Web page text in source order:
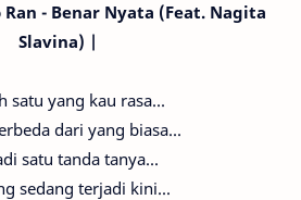
- Benar Nyata (Feat. Nagita
Slavina) |
satu yang kau rasa...
dari yang biasa...
satu tanda tanya...
sedang terjadi kini...